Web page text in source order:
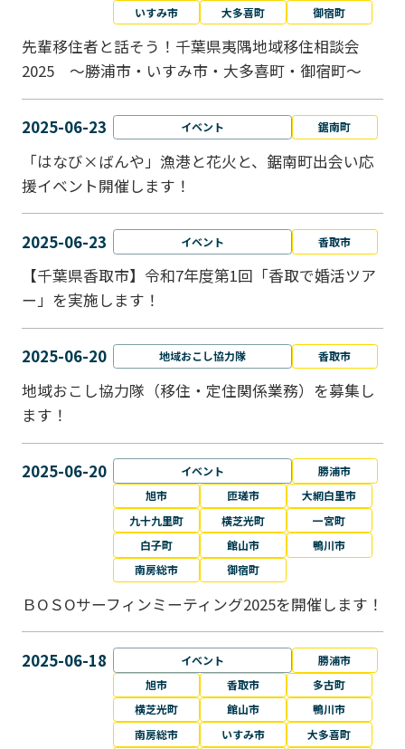
いすみ市
大多喜町 御宿町
先輩移住者と話そう！千葉県夷隅地域移住相談会
2025 ～勝浦市・いすみ市・大多喜町・御宿町～
2025-06-23 イベント 鋸南町
「はなび×ばんや」漁港と花火と、鋸南町出会い応
援イベント開催します！
2025-06-23 イベント 香取市
【千葉県香取市】令和7年度第1回「香取で婚活ツア
ー」を実施します！
2025-06-20 地域おこし協力隊 香取市
地域おこし協力隊（移住・定住関係業務）を募集し
ます！
2025-06-20 イベント
勝浦市
旭市
匝瑳市
大網白里市
九十九里町
横芝光町
一宮町
白子町
館山市
鴨川市
南房総市
御宿町
ＢОＳОサーフィンミーティング2025を開催します！
2025-06-18 イベント
勝浦市
旭市
香取市
多古町
横芝光町
館山市
鴨川市
南房総市
いすみ市
大多喜町